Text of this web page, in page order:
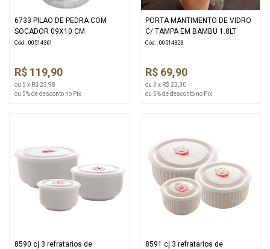
6733 PILAO DE PEDRA COM
SOCADOR 09X10 CM
Cód.: 00514361
R$ 119,90
ou 5 x R$ 23,98
ou 5% de desconto no Pix
PORTA MANTIMENTO DE VIDRO
C/ TAMPA EM BAMBU 1.8LT
Cód.: 00514323
R$ 69,90
ou 3 x R$ 23,30
ou 5% de desconto no Pix
8590 cj 3 refratarios de
8591 cj 3 refratarios de